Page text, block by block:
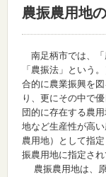
農振農用地
南足柄市では、「
「農振法」という
合的に農業振興を
り、更にその中で
団的に存在する農
地など生産性が高
農用地）として指
振農用地に指定さ
農振農用地は、原